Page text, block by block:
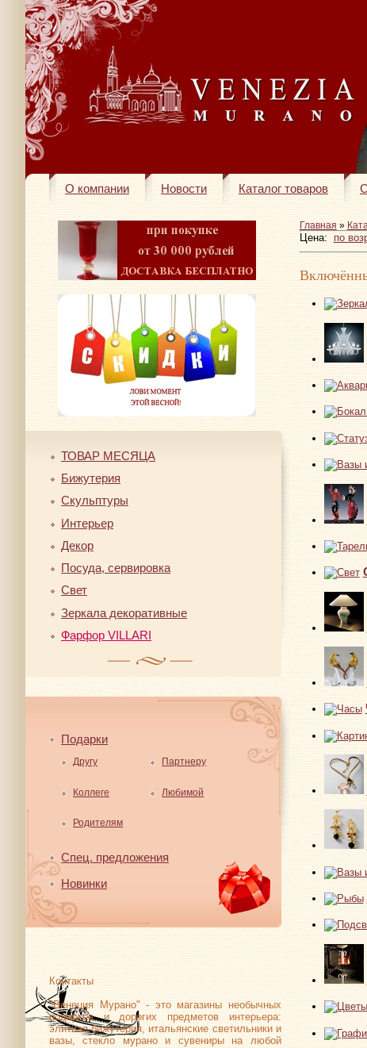
О компании Новости Каталог товаров
ТОВАР МЕСЯЦА
Бижутерия
Скульптуры
Интерьер
Декор
Посуда, сервировка
Свет
Зеркала декоративные
Фарфор VILLARI
Подарки
Другу Партнеру
Коллеге Любимой
Родителям
Спец. предложения
Новинки
Контакты
"Венеция Мурано" - это магазины необычных
подарков и дорогих предметов интерьера:
элитная бижутерия, итальянские светильники и
вазы, стекло мурано и сувениры на любой
Главная »
Цена: по